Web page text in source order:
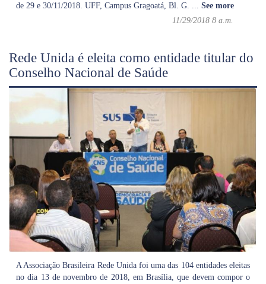
de 29 e 30/11/2018. UFF, Campus Gragoatá, Bl. G.
See more
11/29/2018 8 a.m.
Rede Unida é eleita como entidade titular do
Conselho Nacional de Saúde
A Associação Brasileira Rede Unida foi uma das 104 entidades eleitas
no dia 13 de novembro de 2018, em Brasília, que devem compor o